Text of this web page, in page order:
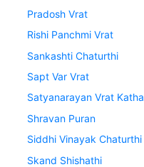
Pradosh Vrat
Rishi Panchmi Vrat
Sankashti Chaturthi
Sapt Var Vrat
Satyanarayan Vrat Katha
Shravan Puran
Siddhi Vinayak Chaturthi
Skand Shishathi